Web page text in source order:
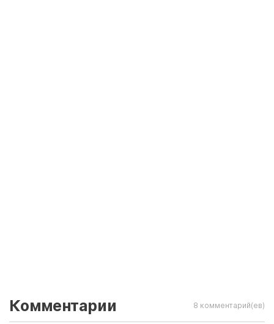
Комментарии 8 комментарий(ев)